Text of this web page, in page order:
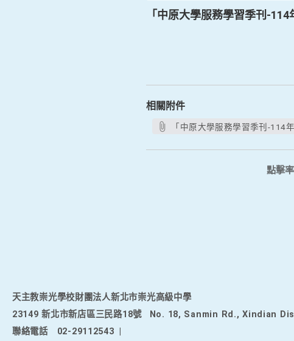
「中原大學服務學習季刊-
相關附件
「中原大學服務學習季刊-114
點擊率
天主教崇光學校財團法人新北市崇光高級中學
23149 新北市新店區三民路18號
No. 18, Sanmin Rd., Xindian
聯絡電話
02-29112543